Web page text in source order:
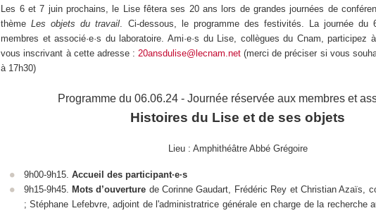
Les 6 et 7 juin prochains, le Lise fêtera ses 20 ans lors de grandes journées de
thèmeLes objets du travail . Ci-dessous, le programme des festivités. La journée du
membres et associé·e·s du laboratoire. Ami·e·s du Lise, collègues du Cnam, participez
vous inscrivant à cette adresse : 20ansdulise@lecnam.net (merci de préciser si vous
à 17h30)
Programme du 06.06.24 - Journée réservée aux membres et
Histoires du Lise et de ses objets
Lieu : Amphithéâtre Abbé Grégoire
9h00-9h15. Accueil des participant·e·s
9h15-9h45. Mots d’ouverture de Corinne Gaudart, Frédéric Rey et Christian Azaïs,
; Stéphane Lefebvre, adjoint de l'administratrice générale en charge de la recherche